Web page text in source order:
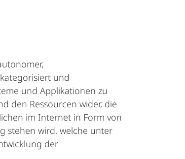
und
und Applikationen zu
den Ressourcen wider, die
im Internet in Form von
stehen wird, welche unter
der